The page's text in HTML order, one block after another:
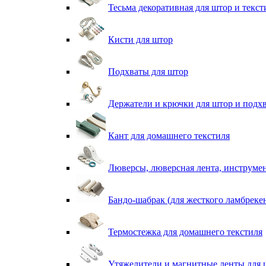
Тесьма декоративная для штор и
Кисти для штор
Подхваты для штор
Держатели и крючки для штор и
Кант для домашнего текстиля
Люверсы, люверсная лента,
Бандо-шабрак (для жесткого
Термостежка для домашнего текстиля
Утяжелители и магнитные ленты для